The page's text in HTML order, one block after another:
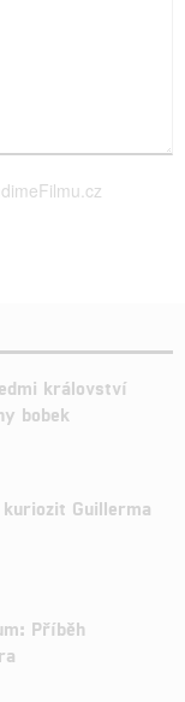
království
bobek
kuriozit Guillerma
Příběh